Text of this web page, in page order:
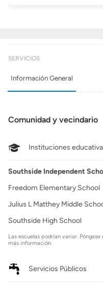
SERVICIOS
Información General
Comunidad y vecindario
Instituciones
Southside Independent
Freedom Elementary School
Julius L Matthey Middle
Southside High School
Las escuelas podrían variar.
más información.
Servicios Públicos